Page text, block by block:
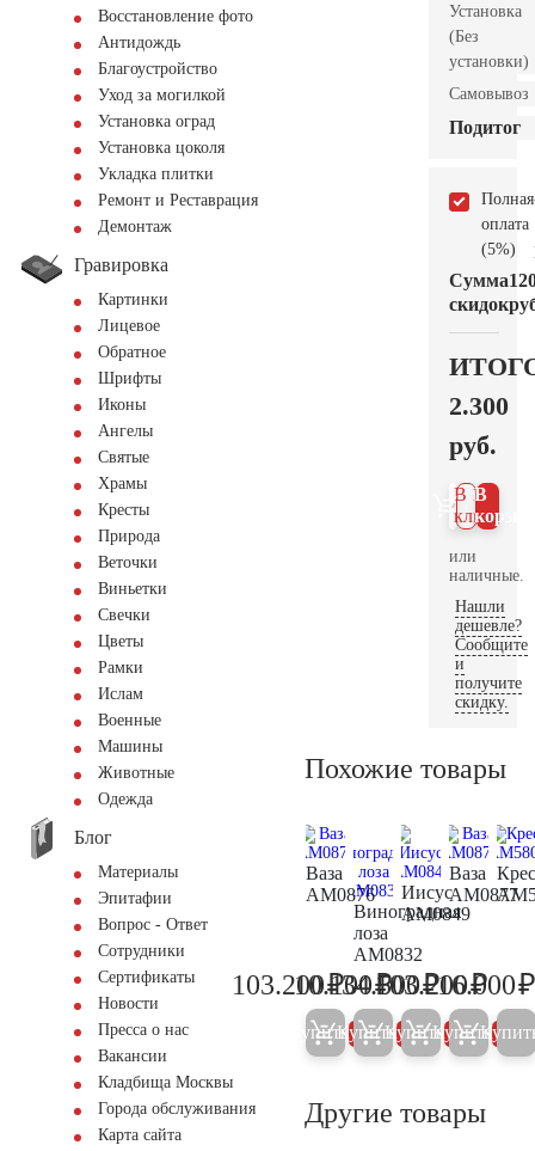
Восстановление фото
Антидождь
Благоустройство
Уход за могилкой
Установка оград
Установка цоколя
Укладка плитки
Ремонт и Реставрация
Демонтаж
Гравировка
Картинки
Лицевое
Обратное
Шрифты
Иконы
Ангелы
Святые
Храмы
Кресты
Природа
Веточки
Виньетки
Свечки
Цветы
Рамки
Ислам
Военные
Машины
Животные
Одежда
Блог
Материалы
Эпитафии
Вопрос - Ответ
Сотрудники
Сертификаты
Новости
Пресса о нас
Вакансии
Кладбища Москвы
Города обслуживания
Карта сайта
Установка
(Без
установки)
Самовывоз
Подитог
Полная
оплата
(5%)
Сумма
скидок
2.300
руб.
В
В 1
клик
или
наличные.
Нашли
дешевле?
Сообщите
и
получите
скидку.
Похожие товары
Ваза
AM0876
108.600
103.200₽
Купить 5%
Виноградная
лоза
AM0832
10.600
10.100₽
Купить 5%
Иисус
AM0849
36.300
34.500₽
Купить 5%
Ваза
AM0877
103.200₽
Купить 5%
16.000₽
Другие товары